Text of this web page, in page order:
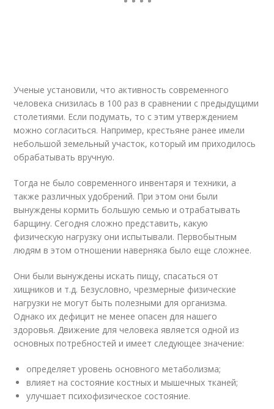
Ученые установили, что активность современного
человека снизилась в 100 раз в сравнении с предыдущими
столетиями. Если подумать, то с этим утверждением
можно согласиться. Например, крестьяне ранее имели
небольшой земельный участок, который им приходилось
обрабатывать вручную.
Тогда не было современного инвентаря и техники, а
также различных удобрений. При этом они были
вынуждены кормить большую семью и отрабатывать
барщину. Сегодня сложно представить, какую
физическую нагрузку они испытывали. Первобытным
людям в этом отношении наверняка было еще сложнее.
Они были вынуждены искать пищу, спасаться от
хищников и т.д. Безусловно, чрезмерные физические
нагрузки не могут быть полезными для организма.
Однако их дефицит не менее опасен для нашего
здоровья. Движение для человека является одной из
основных потребностей и имеет следующее значение:
определяет уровень основного метаболизма;
влияет на состояние костных и мышечных тканей;
улучшает психофизическое состояние.